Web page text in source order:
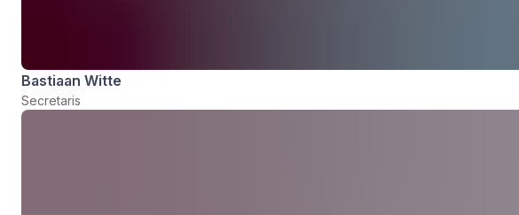
Bastiaan Witte
Secretaris